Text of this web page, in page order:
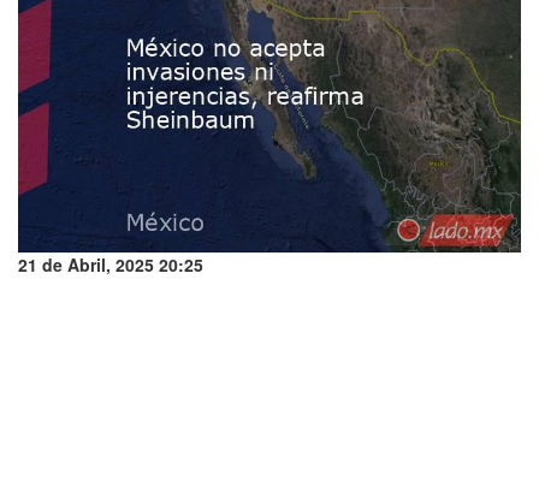
21 de Abril, 2025 20:25